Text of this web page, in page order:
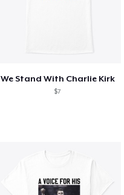
We Stand With Charlie Kirk
$7